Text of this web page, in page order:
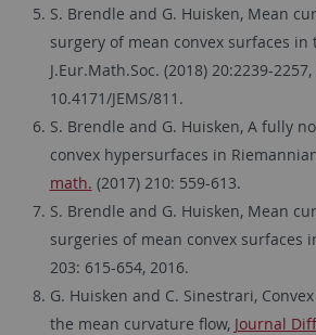
S. Brendle and G. Huisken, Mean
surgery of mean convex surfaces
J.Eur.Math.Soc. (2018) 20:2239-2257,
10.4171/JEMS/811.
S. Brendle and G. Huisken, A fully
convex hypersurfaces in
math. (2017) 210: 559-613.
S. Brendle and G. Huisken, Mean
surgeries of mean convex surfaces
203: 615-654, 2016.
G. Huisken and C. Sinestrari,
the mean curvature flow, Journal